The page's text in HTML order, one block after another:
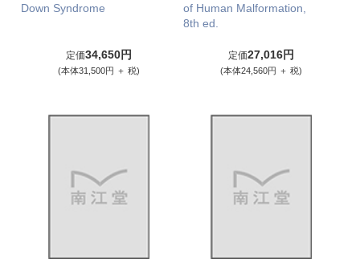
Down Syndrome
定価34,650円
(本体31,500円 ＋ 税)
of Human Malformation,
8th ed.
定価27,016円
(本体24,560円 ＋ 税)